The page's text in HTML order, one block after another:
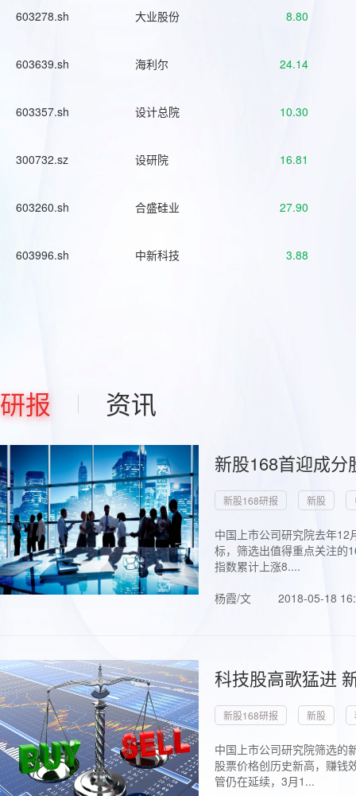
603278.sh 大业股份 8.80
603639.sh 海利尔 24.14
603357.sh 设计总院 10.30
300732.sz 设研院 16.81
603260.sh 合盛硅业 27.90
603996.sh 中新科技 3.88
研报 资讯
新股168首迎成
新股168研报 新股
中国上市公司研究院去年
标，筛选出值得重点关注的
指数累计上涨8....
杨霞/文
2018-05-18
科技股高歌猛进
新股168研报 新股
中国上市公司研究院筛选的
股票价格创历史新高，赚钱
管仍在延续，3月1...